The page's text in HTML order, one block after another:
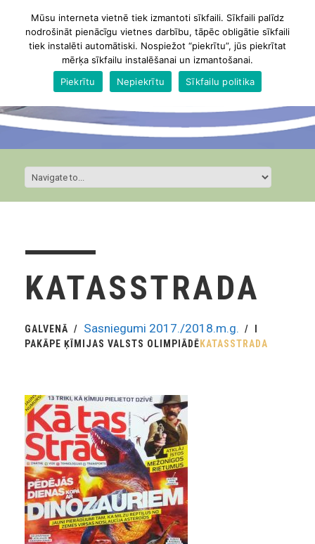
KATASSTRADA
GALVENĀ Sasniegumi 2017./2018.m.g.
PAKĀPE ĶĪMIJAS VALSTS OLIMPIĀDĒ KATASSTRADA
Mūsu interneta vietnē tiek izmantoti sīkfaili. Sīkfaili palīdz
nodrošināt pienācīgu vietnes darbību, tāpēc obligātie sīkfaili
tiek instalēti automātiski. Nospiežot “piekrītu”, jūs piekrītat
mērķa sīkfailu instalēšanai un izmantošanai.
Piekrītu
Nepiekrītu Sīkfailu politika